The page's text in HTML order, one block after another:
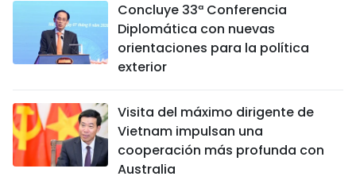
Concluye 33ª Conferencia
Diplomática con nuevas
orientaciones para la política
exterior
Visita del máximo dirigente de
Vietnam impulsan una
cooperación más profunda con
Australia